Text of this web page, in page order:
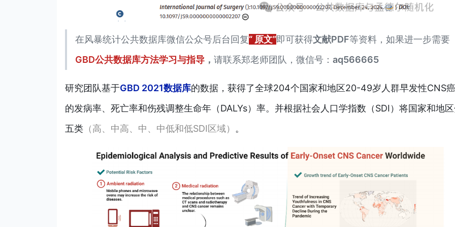
在风暴统计公共数据库微信公众号后台回复“ 原文”即可获得文献PDF等资料，如果进一步需要
GBD公共数据库方法学习与指导 ， 请联系郑老师团队，微信号： aq566665
研究团 队基于GBD 2021数据库的数据，获得了全球204个国家和地区20-49岁人群早发性CNS
的发病率、死亡率和伤残调整生命年（DALYs）率。并根据社会人口学指数（SDI）将国家和地
五类 （高、中高、中、中低和低SDI区域） 。